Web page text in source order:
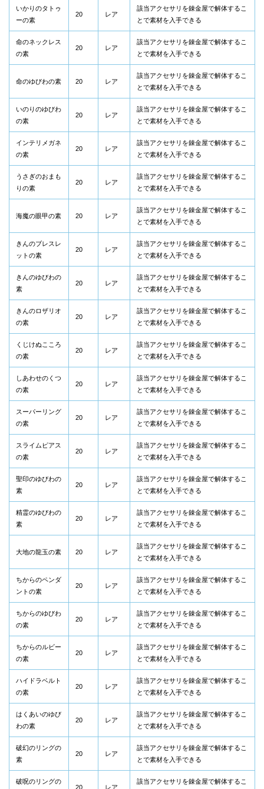
いかりのタトゥ
ーの素
20 レア
該当アクセサリを錬金屋で解体するこ
とで素材を入手できる
命のネックレス
の素
20 レア
該当アクセサリを錬金屋で解体するこ
とで素材を入手できる
命のゆびわの素 20 レア
該当アクセサリを錬金屋で解体するこ
とで素材を入手できる
いのりのゆびわ
の素
20 レア
該当アクセサリを錬金屋で解体するこ
とで素材を入手できる
インテリメガネ
の素
20 レア
該当アクセサリを錬金屋で解体するこ
とで素材を入手できる
うさぎのおまも
りの素
20 レア
該当アクセサリを錬金屋で解体するこ
とで素材を入手できる
海魔の眼甲の素 20 レア
該当アクセサリを錬金屋で解体するこ
とで素材を入手できる
きんのブレスレ
ットの素
20 レア
該当アクセサリを錬金屋で解体するこ
とで素材を入手できる
きんのゆびわの
素
20 レア
該当アクセサリを錬金屋で解体するこ
とで素材を入手できる
きんのロザリオ
の素
20 レア
該当アクセサリを錬金屋で解体するこ
とで素材を入手できる
くじけぬこころ
の素
20 レア
該当アクセサリを錬金屋で解体するこ
とで素材を入手できる
しあわせのくつ
の素
20 レア
該当アクセサリを錬金屋で解体するこ
とで素材を入手できる
スーパーリング
の素
20 レア
該当アクセサリを錬金屋で解体するこ
とで素材を入手できる
スライムピアス
の素
20 レア
該当アクセサリを錬金屋で解体するこ
とで素材を入手できる
聖印のゆびわの
素
20 レア
該当アクセサリを錬金屋で解体するこ
とで素材を入手できる
精霊のゆびわの
素
20 レア
該当アクセサリを錬金屋で解体するこ
とで素材を入手できる
大地の龍玉の素 20 レア
該当アクセサリを錬金屋で解体するこ
とで素材を入手できる
ちからのペンダ
ントの素
20 レア
該当アクセサリを錬金屋で解体するこ
とで素材を入手できる
ちからのゆびわ
の素
20 レア
該当アクセサリを錬金屋で解体するこ
とで素材を入手できる
ちからのルビー
の素
20 レア
該当アクセサリを錬金屋で解体するこ
とで素材を入手できる
ハイドラベルト
の素
20 レア
該当アクセサリを錬金屋で解体するこ
とで素材を入手できる
はくあいのゆび
わの素
20 レア
該当アクセサリを錬金屋で解体するこ
とで素材を入手できる
破幻のリングの
素
20 レア
該当アクセサリを錬金屋で解体するこ
とで素材を入手できる
破呪のリングの
20 レア
該当アクセサリを錬金屋で解体するこ